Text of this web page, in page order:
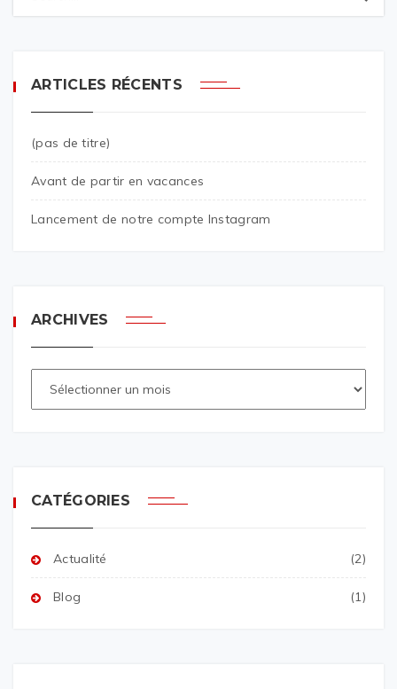
ARTICLES RÉCENTS
(pas de titre)
Avant de partir en vacances
Lancement de notre compte Instagram
ARCHIVES
CATÉGORIES
Actualité (2)
Blog (1)